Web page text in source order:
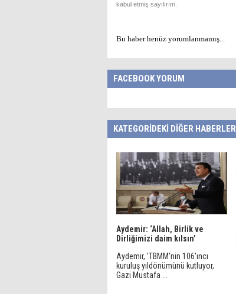
kabul etmiş sayılırım.
Bu haber henüz yorumlanmamış...
FACEBOOK YORUM
KATEGORİDEKİ DİĞER HABERLER
Aydemir: ‘Allah, Birlik ve
Dirliğimizi daim kılsın’
Aydemir, 'TBMM’nin 106’ıncı
kuruluş yıldönümünü kutluyor,
Gazi Mustafa ...